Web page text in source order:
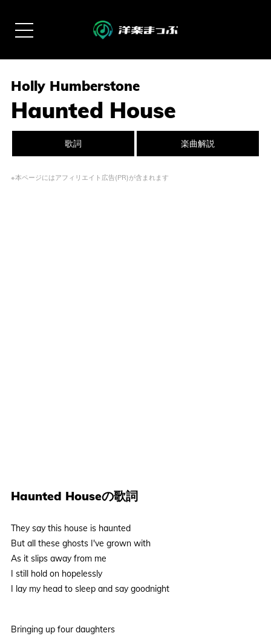
Holly Humberstone
Haunted House
歌詞 楽曲解説
※本ページにはアフィリエイト広告(PR)が含まれます
Haunted Houseの歌詞
They say this house is haunted
But all these ghosts I've grown with
As it slips away from me
I still hold on hopelessly
I lay my head to sleep and say goodnight
Bringing up four daughters